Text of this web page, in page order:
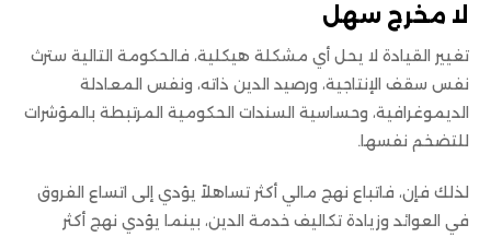
لا مخرج سهل
تغيير القيادة لا يحل أي مشكلة هيكلية، فالحكومة التالية سترث
نفس سقف الإنتاجية، ورصيد الدين ذاته، ونفس المعادلة
الديموغرافية، وحساسية السندات الحكومية المرتبطة بالمؤشرات
للتضخم نفسها.
لذلك فإن، فاتباع نهج مالي أكثر تساهلاً يؤدي إلى اتساع الفروق
في العوائد وزيادة تكاليف خدمة الدين، بينما يؤدي نهج أكثر